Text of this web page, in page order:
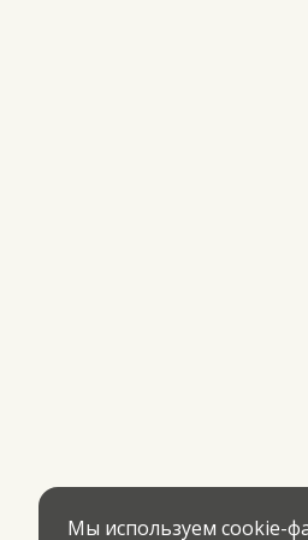
Мы используем cookie-